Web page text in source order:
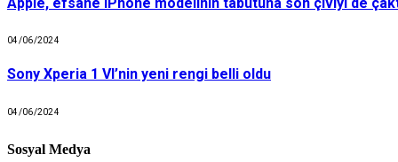
04/06/2024
Sony Xperia 1 VI’nin yeni rengi belli oldu
04/06/2024
Sosyal Medya